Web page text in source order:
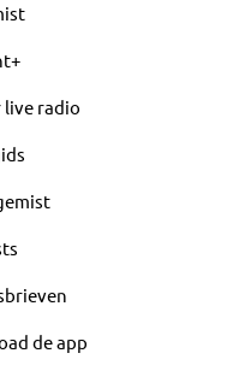
live radio
de app